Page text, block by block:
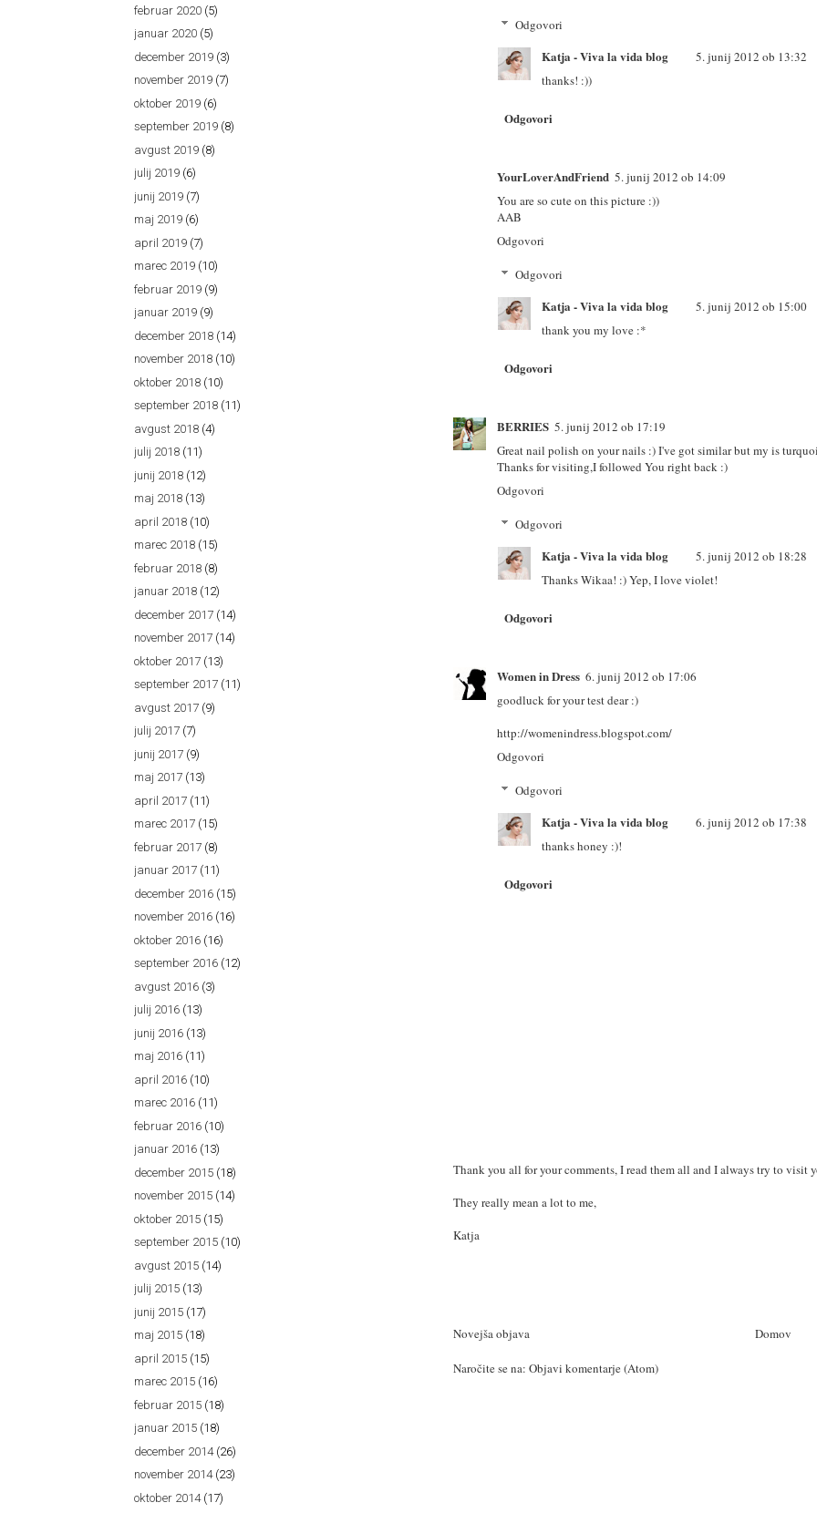
Odgovori
Katja - Viva la vida blog
5. junij 2012 ob 13:32
thanks! :))
Odgovori
YourLoverAndFriend 5. junij 2012 ob 14:09
You are so cute on this picture :))
AAB
Odgovori
Odgovori
Katja - Viva la vida blog
5. junij 2012 ob 15:00
thank you my love :*
Odgovori
BERRIES 5. junij 2012 ob 17:19
Great nail polish on your nails :) I've got similar but my is
Thanks for visiting,I followed You right back :)
Odgovori
Odgovori
Katja - Viva la vida blog
5. junij 2012 ob 18:28
Thanks Wikaa! :) Yep, I love violet!
Odgovori
Women in Dress 6. junij 2012 ob 17:06
goodluck for your test dear :)
http://womenindress.blogspot.com/
Odgovori
Odgovori
Katja - Viva la vida blog
6. junij 2012 ob 17:38
thanks honey :)!
Odgovori
Thank you all for your comments, I read them all and I always try to visit
They really mean a lot to me,
Katja
Novejša objava Domov
Naročite se na: Objavi komentarje (Atom)
februar 2020 (5)
januar 2020 (5)
december 2019 (3)
november 2019 (7)
oktober 2019 (6)
september 2019 (8)
avgust 2019 (8)
julij 2019 (6)
junij 2019 (7)
maj 2019 (6)
april 2019 (7)
marec 2019 (10)
februar 2019 (9)
januar 2019 (9)
december 2018 (14)
november 2018 (10)
oktober 2018 (10)
september 2018 (11)
avgust 2018 (4)
julij 2018 (11)
junij 2018 (12)
maj 2018 (13)
april 2018 (10)
marec 2018 (15)
februar 2018 (8)
januar 2018 (12)
december 2017 (14)
november 2017 (14)
oktober 2017 (13)
september 2017 (11)
avgust 2017 (9)
julij 2017 (7)
junij 2017 (9)
maj 2017 (13)
april 2017 (11)
marec 2017 (15)
februar 2017 (8)
januar 2017 (11)
december 2016 (15)
november 2016 (16)
oktober 2016 (16)
september 2016 (12)
avgust 2016 (3)
julij 2016 (13)
junij 2016 (13)
maj 2016 (11)
april 2016 (10)
marec 2016 (11)
februar 2016 (10)
januar 2016 (13)
december 2015 (18)
november 2015 (14)
oktober 2015 (15)
september 2015 (10)
avgust 2015 (14)
julij 2015 (13)
junij 2015 (17)
maj 2015 (18)
april 2015 (15)
marec 2015 (16)
februar 2015 (18)
januar 2015 (18)
december 2014(26)
november 2014(23)
oktober 2014(17)